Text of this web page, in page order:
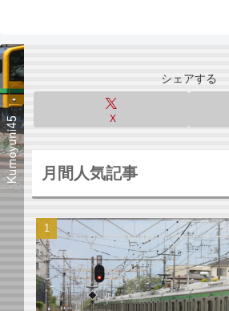
シェアする
X
月間人気記事